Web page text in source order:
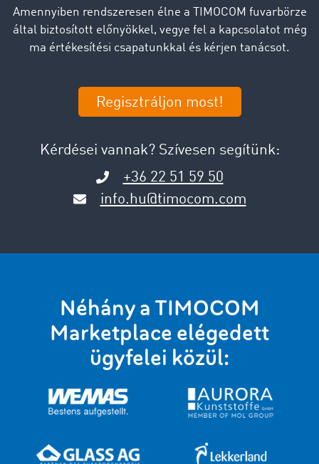
Amennyiben rendszeresen élne a TIMOCOM fuvarbörze
által biztosított előnyökkel, vegye fel a kapcsolatot még
ma értékesítési csapatunkkal és kérjen tanácsot.
Regisztráljon most!
Kérdései vannak? Szívesen segítünk:
+36 22 51 59 50
info.hu@timocom.com
Néhány a TIMOCOM
Marketplace elégedett
ügyfelei közül: